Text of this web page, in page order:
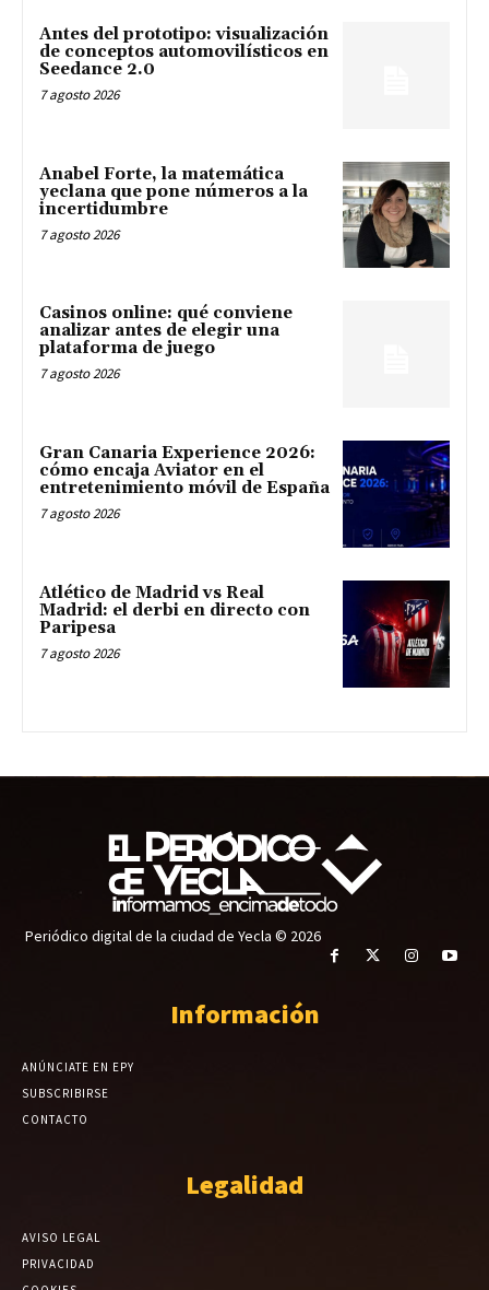
Antes del prototipo: visualización
de conceptos automovilísticos en
Seedance 2.0
7 agosto 2026
Anabel Forte, la matemática
yeclana que pone números a la
incertidumbre
7 agosto 2026
Casinos online: qué conviene
analizar antes de elegir una
plataforma de juego
7 agosto 2026
Gran Canaria Experience 2026:
cómo encaja Aviator en el
entretenimiento móvil de España
7 agosto 2026
Atlético de Madrid vs Real
Madrid: el derbi en directo con
Paripesa
7 agosto 2026
Periódico digital de la ciudad de Yecla © 2026
Información
ANÚNCIATE EN EPY
SUBSCRIBIRSE
CONTACTO
Legalidad
AVISO LEGAL
PRIVACIDAD